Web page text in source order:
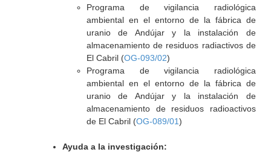
Programa de vigilancia radiológica
ambiental en el entorno de la fábrica de
uranio de Andújar y la instalación de
almacenamiento de residuos radiactivos de
El Cabril (OG-093/02)
Programa de vigilancia radiológica
ambiental en el entorno de la fábrica de
uranio de Andújar y la instalación de
almacenamiento de residuos radioactivos
de El Cabril (OG-089/01)
Ayuda a la investigación: